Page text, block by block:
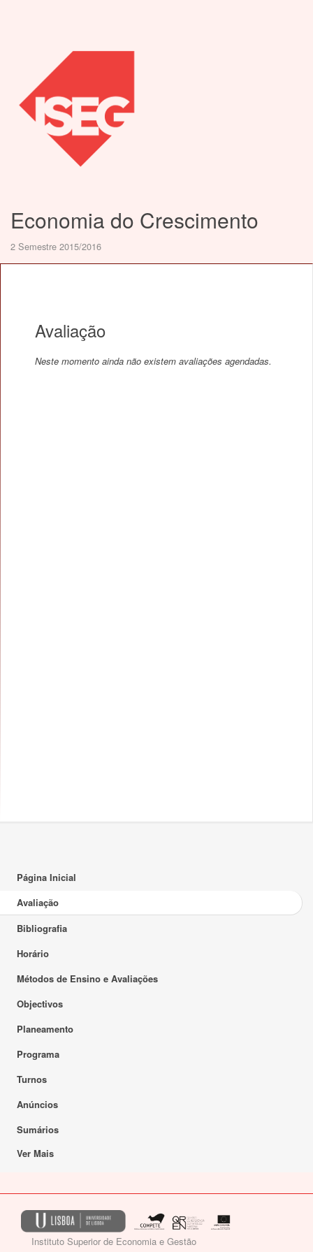
Economia do Crescimento
2 Semestre 2015/2016
Avaliação
Neste momento ainda não existem avaliações agendadas.
Página Inicial
Avaliação
Bibliografia
Horário
Métodos de Ensino e Avaliações
Objectivos
Planeamento
Programa
Turnos
Anúncios
Sumários
Ver Mais
Instituto Superior de Economia e Gestão